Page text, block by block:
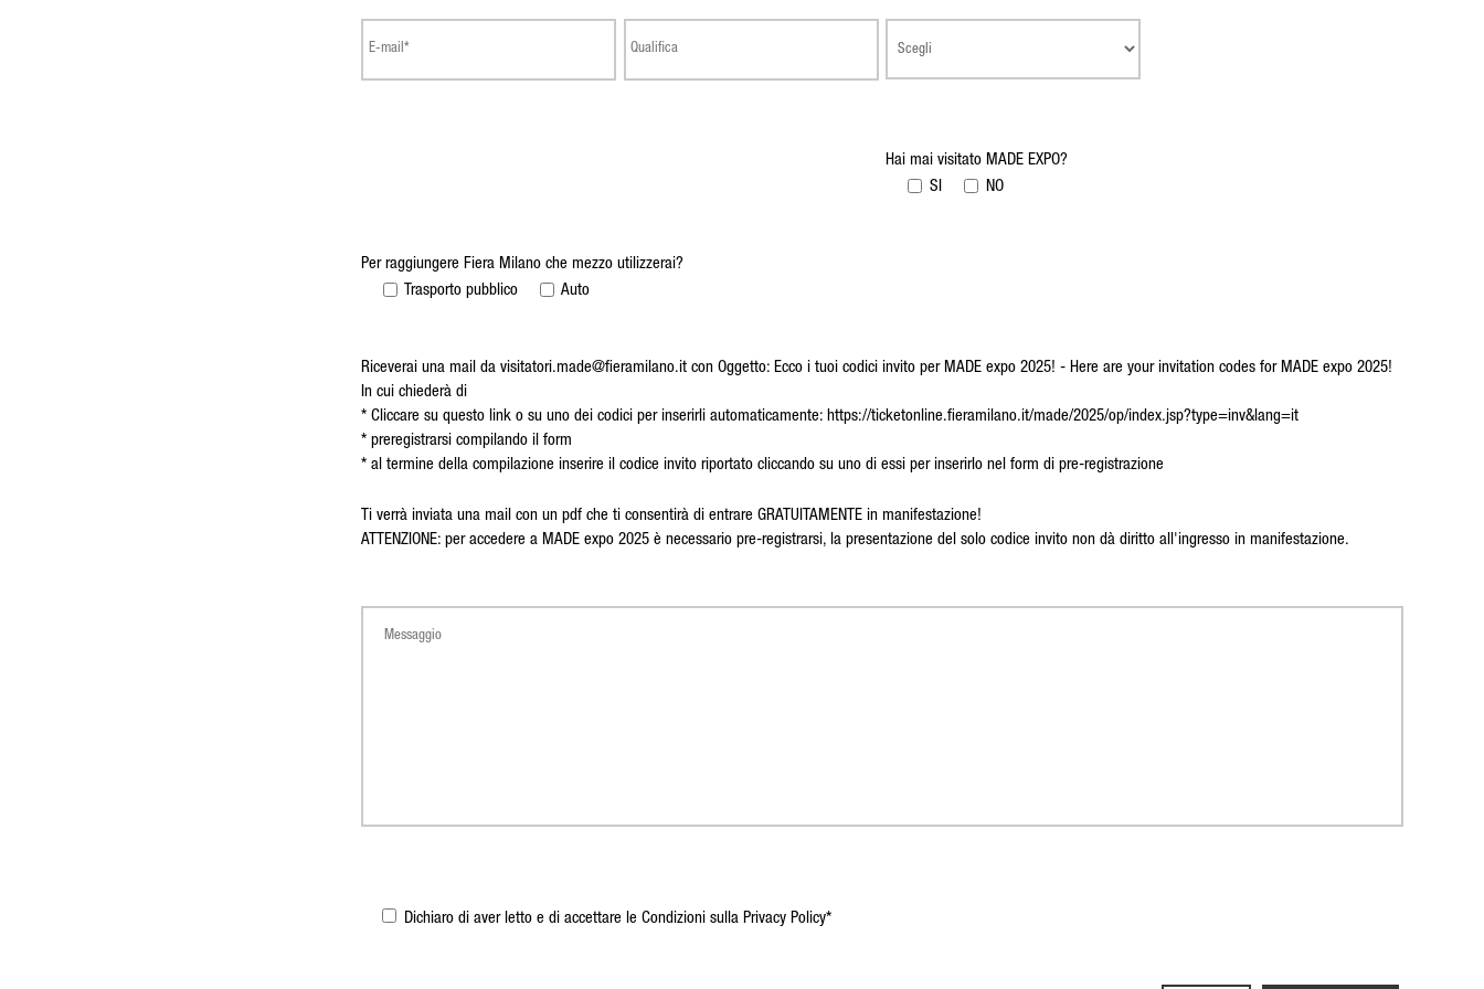
Hai mai visitato MADE EXPO?
SI
NO
Per raggiungere Fiera Milano che mezzo utilizzerai?
Trasporto pubblico
Auto
Riceverai una mail da visitatori.made@fieramilano.it con Oggetto: Ecco i tuoi codici invito per MADE expo 2025! - Here are your invitation codes for MADE expo 2025!
In cui chiederà di
* Cliccare su questo link o su uno dei codici per inserirli automaticamente: https://ticketonline.fieramilano.it/made/2025/op/index.jsp?type=inv&lang=it
* preregistrarsi compilando il form
* al termine della compilazione inserire il codice invito riportato cliccando su uno di essi per inserirlo nel form di pre-registrazione
Ti verrà inviata una mail con un pdf che ti consentirà di entrare GRATUITAMENTE in manifestazione!
ATTENZIONE: per accedere a MADE expo 2025 è necessario pre-registrarsi, la presentazione del solo codice invito non dà diritto all'ingresso in manifestazione.
Dichiaro di aver letto e di accettare le Condizioni sulla Privacy Policy*